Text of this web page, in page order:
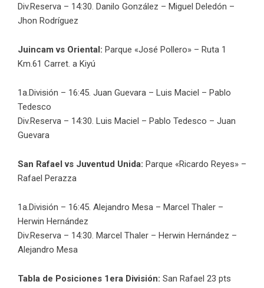
Div.Reserva – 14:30. Danilo González – Miguel Deledón –
Jhon Rodríguez
Juincam vs Oriental: Parque «José Pollero» – Ruta 1
Km.61 Carret. a Kiyú
1a.División – 16:45. Juan Guevara – Luis Maciel – Pablo
Tedesco
Div.Reserva – 14:30. Luis Maciel – Pablo Tedesco – Juan
Guevara
San Rafael vs Juventud Unida: Parque «Ricardo Reyes» –
Rafael Perazza
1a.División – 16:45. Alejandro Mesa – Marcel Thaler –
Herwin Hernández
Div.Reserva – 14:30. Marcel Thaler – Herwin Hernández –
Alejandro Mesa
Tabla de Posiciones 1era División: San Rafael 23 pts